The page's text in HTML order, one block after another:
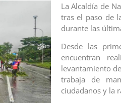
La Alcaldía de
tras el paso de
durante las
Desde las
encuentran
levantamiento
trabaja de
ciudadanos y la